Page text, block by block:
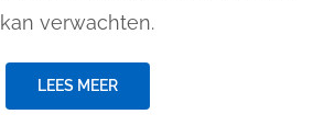
kan verwachten.
LEES MEER